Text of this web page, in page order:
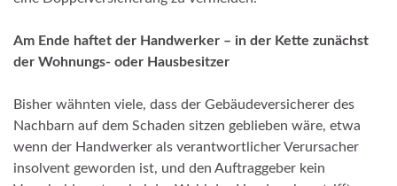
Am Ende haftet der Handwerker – in der Kette zunächst
der Wohnungs- oder Hausbesitzer
Bisher wähnten viele, dass der Gebäudeversicherer des
Nachbarn auf dem Schaden sitzen geblieben wäre, etwa
wenn der Handwerker als verantwortlicher Verursacher
insolvent geworden ist, und den Auftraggeber kein